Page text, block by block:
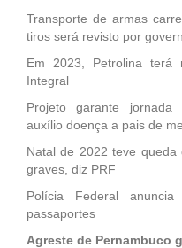
Transporte de armas
tiros será revisto por
Em 2023, Petrolina terá
Integral
Projeto garante jornada
auxílio doença a pais de
Natal de 2022 teve
graves, diz PRF
Polícia Federal
passaportes
Agreste de Pernambuco